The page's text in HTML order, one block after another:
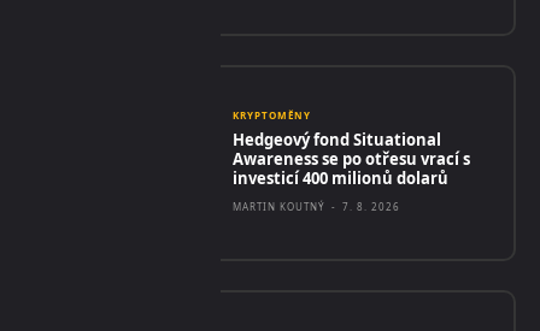
KRYPTOMĚNY
Hedgeový fond Situational
Awareness se po otřesu vrací s
investicí 400 milionů dolarů
MARTIN KOUTNÝ - 7. 8. 2026